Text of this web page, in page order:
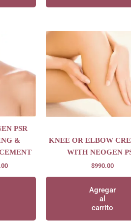
PSR
&
KNEE OR ELBOW
WITH NEOGEN
$990.00
Agregar
al
carrito